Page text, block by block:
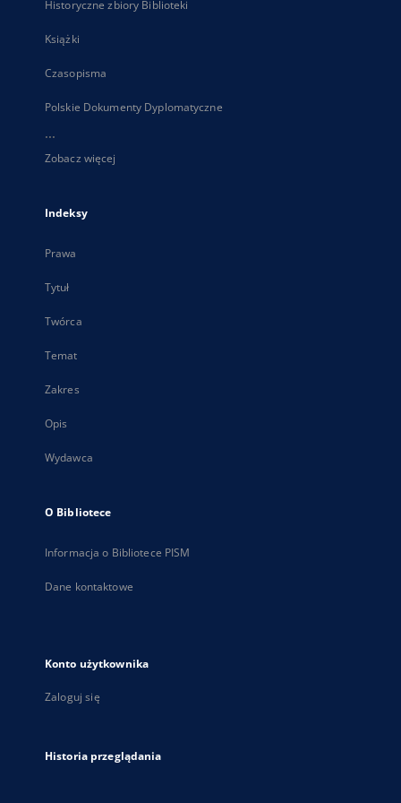
Historyczne zbiory Biblioteki
Książki
Czasopisma
Polskie Dokumenty Dyplomatyczne
...
Zobacz więcej
Indeksy
Prawa
Tytuł
Twórca
Temat
Zakres
Opis
Wydawca
O Bibliotece
Informacja o Bibliotece PISM
Dane kontaktowe
Konto użytkownika
Zaloguj się
Historia przeglądania